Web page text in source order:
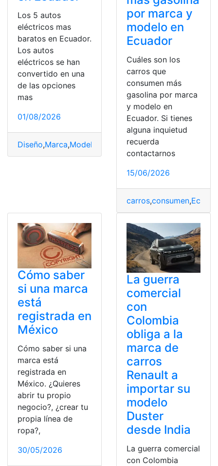
Los 5 autos
eléctricos mas
baratos en Ecuador.
Los autos
eléctricos se han
convertido en una
de las opciones
mas
01/08/2026
Diseño,Marca,Modelo ,Vehículo
por marca y
modelo en
Ecuador
Cuáles son los
carros que
consumen más
gasolina por marca
y modelo en
Ecuador. Si tienes
alguna inquietud
recuerda
contactarnos
15/06/2026
carros,consumen,
Cómo saber
si una marca
está
registrada en
México
Cómo saber si una
marca está
registrada en
México. ¿Quieres
abrir tu propio
negocio?, ¿crear tu
propia línea de
ropa?,
30/05/2026
La guerra
comercial
con
Colombia
obliga a la
marca de
carros
Renault a
importar su
modelo
Duster
desde India
La guerra comercial
con Colombia